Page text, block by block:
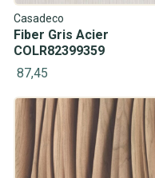
Casadeco
Fiber Gris Acier
COLR82399359
87,45